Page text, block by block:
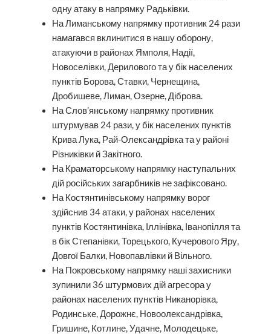
одну атаку в напрямку Радьківки.
На Лиманському напрямку противник 24 рази
намагався вклинитися в нашу оборону,
атакуючи в районах Ямполя, Надії,
Новоселівки, Дерилового та у бік населених
пунктів Борова, Ставки, Чернещина,
Дробишеве, Лиман, Озерне, Діброва.
На Слов’янському напрямку противник
штурмував 24 рази, у бік населених пунктів
Крива Лука, Рай-Олександрівка та у районі
Різниківки й Закітного.
На Краматорському напрямку наступальних
дій російських загарбників не зафіксовано.
На Костянтинівському напрямку ворог
здійснив 34 атаки, у районах населених
пунктів Костянтинівка, Іллінівка, Іванопілля та
в бік Степанівки, Торецького, Кучерового Яру,
Довгої Балки, Новопавлівки й Вільного.
На Покровському напрямку наші захисники
зупинили 36 штурмових дій агресора у
районах населених пунктів Никанорівка,
Родинське, Дорожнє, Новоолександрівка,
Гришине, Котлине, Удачне, Молодецьке,